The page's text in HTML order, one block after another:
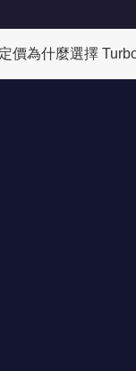
定價為什麼選擇